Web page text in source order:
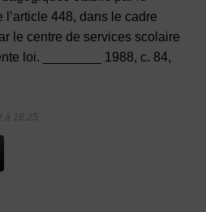
448, dans le cadre
le centre de services scolaire
loi. ________ 1988, c. 84,
à 16:25